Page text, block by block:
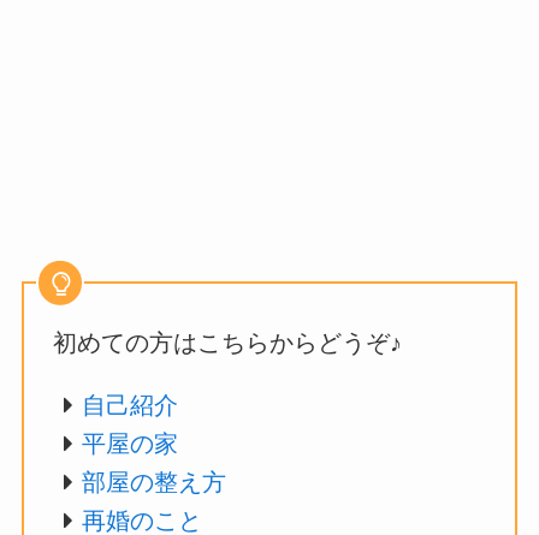
初めての方はこちらからどうぞ♪
自己紹介
平屋の家
部屋の整え方
再婚のこと